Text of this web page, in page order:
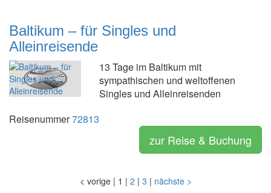
Baltikum – für Singles und
Alleinreisende
13 Tage im Baltikum mit
sympathischen und weltoffenen
Singles und Alleinreisenden
Reisenummer72813
zur Reise & Buchung
< vorige | 1 | 2 | 3 | nächste >